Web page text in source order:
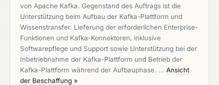
von Apache Kafka. Gegenstand des Auftrags ist die
Unterstützung beim Aufbau der Kafka-Plattform und
Wissenstransfer. Lieferung der erforderlichen Enterprise-
Funktionen und Kafka-Konnektoren, inklusive
Softwarepflege und Support sowie Unterstützung bei der
Inbetriebnahme der Kafka-Plattform und Betrieb der
Kafka-Plattform während der Aufbauphase. … Ansicht
der Beschaffung »